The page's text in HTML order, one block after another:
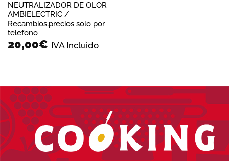
NEUTRALIZADOR DE OLOR
AMBIELECTRIC /
Recambios,precios solo por
telefono
20,00€ IVA Incluido